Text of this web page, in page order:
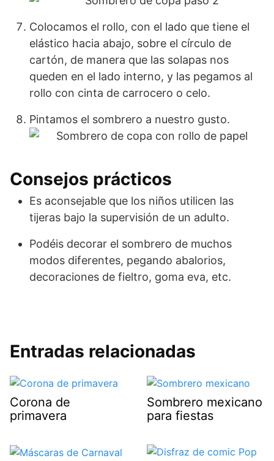
Colocamos el rollo, con el lado que tiene el
elástico hacia abajo, sobre el círculo de
cartón, de manera que las solapas nos
queden en el lado interno, y las pegamos al
rollo con cinta de carrocero o celo.
Pintamos el sombrero a nuestro gusto.
Consejos prácticos
Es aconsejable que los niños utilicen las
tijeras bajo la supervisión de un adulto.
Podéis decorar el sombrero de muchos
modos diferentes, pegando abalorios,
decoraciones de fieltro, goma eva, etc.
Entradas relacionadas
Corona de
primavera
Sombrero mexicano
para fiestas